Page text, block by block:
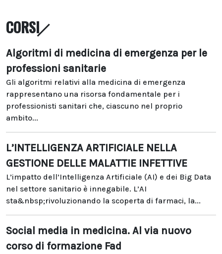
CORSI
Algoritmi di medicina di emergenza per le
professioni sanitarie
Gli algoritmi relativi alla medicina di emergenza
rappresentano una risorsa fondamentale per i
professionisti sanitari che, ciascuno nel proprio
ambito...
L’INTELLIGENZA ARTIFICIALE NELLA
GESTIONE DELLE MALATTIE INFETTIVE
L’impatto dell’Intelligenza Artificiale (AI) e dei Big Data
nel settore sanitario è innegabile. L’AI
sta&nbsp;rivoluzionando la scoperta di farmaci, la...
Social media in medicina. Al via nuovo
corso di formazione Fad